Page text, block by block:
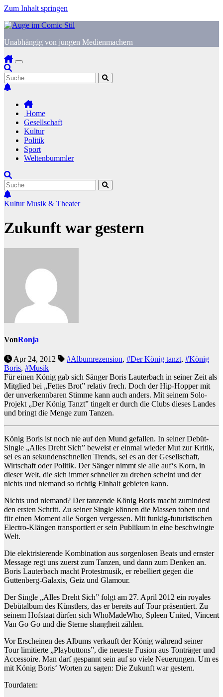
Zum Inhalt springen
Unabhängig von jungen Medienmachern
Home
Gesellschaft
Kultur
Politik
Sport
Weltenbummler
KulturMusik & Theater
Zukunft war gestern
VonRonja
Apr 24, 2012 #Albumrezension, #Der König tanzt, #König
Boris, #Musik
Für einen König gab sich Sänger Boris Lauterbach in seiner Zeit als
Mitglied bei „Fettes Brot” relativ frech. Doch der Hip-Hopper mit
der unverkennbaren Stimme kann auch anders. Mit seinem Solo-
Projekt „Der König Tanzt” tingelt er durch die Clubs dieses Landes
und bringt die Menge zum Tanzen.
König Boris ist noch nie auf den Mund gefallen. In seiner Debüt-
Single „Alles Dreht Sich” beweist er einmal wieder Mut zur Kritik,
sei es an sekundenschnellen Trends, sei es an der Gesellschaft,
Wirtschaft oder Politik. Der Sänger nimmt sie alle auf‘s Korn, in
dieser Welt, die sich immer schneller zu drehen scheint und der
nichts und niemand so richtig Einhalt gebieten kann.
Nichts und niemand? Der tanzende König Boris macht zumindest
den ersten Schritt. Zu seiner Single können die Massen toben und
für einen Moment alle Sorgen vergessen. Mit funkig-futuristischen
Electro-Klängen transportiert er sein Publikum in eine beschwingte
Welt.
Die elektrisierende Kombination aus sorgenlosen Beats und ernster
Message regt uns zuerst zum Tanzen, und dann zum Denken an.
Boris Lauterbach macht Protestmusik, er rebelliert gegen die
Guttenberg-Galaxis, Geiz und Glamour.
Der Single „Alles Dreht Sich” folgt am 27. April 2012 ein royales
Debütalbum des Künstlers, das er bereits auf Tour präsentiert. Zu
seinem Hofstaat dürfen sich WhoMadeWho, Spleen United, Vincent
Van Go Go und die Sterne shangheit zählen.
Vor Erscheinen des Albums verkauft der König während seiner
Tour limitierte „Playbuttons”, die neueste Fusion aus Tonträger und
Accessoire. Man darf gespannt sein auf so viele Neuerungen. Um es
mit König Boris‘ Worten zu sagen: Die Zukunft war gestern.
Tourdaten: